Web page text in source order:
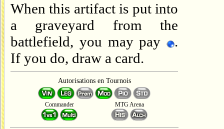
When this artifact is put into
a graveyard from the
battlefield, you may pay
.
If you do, draw a card.
Autorisations en Tournois
Commander MTG Arena